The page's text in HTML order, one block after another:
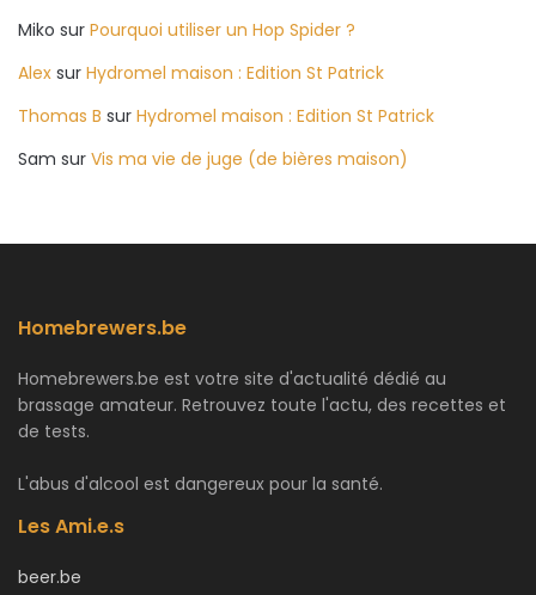
Miko sur Pourquoi utiliser un Hop Spider ?
Alex sur Hydromel maison : Edition St Patrick
Thomas B sur Hydromel maison : Edition St Patrick
Sam sur Vis ma vie de juge (de bières maison)
Homebrewers.be
Homebrewers.be est votre site d'actualité dédié au
brassage amateur. Retrouvez toute l'actu, des recettes et
de tests.
L'abus d'alcool est dangereux pour la santé.
Les Ami.e.s
beer.be